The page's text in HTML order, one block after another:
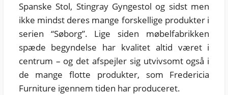
Spanske Stol, Stingray Gyngestol og sidst men
ikke mindst deres mange forskellige produkter i
serien “Søborg”. Lige siden møbelfabrikken
spæde begyndelse har kvalitet altid været i
centrum – og det afspejler sig utvivsomt også i
de mange flotte produkter, som Fredericia
Furniture igennem tiden har produceret.